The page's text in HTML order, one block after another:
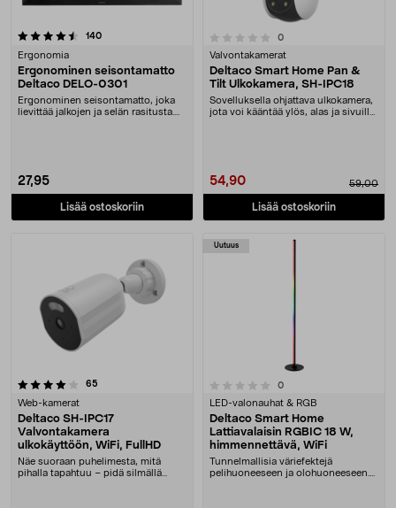
140arvostelut
Ergonomia
Ergonominen seisontamatto
Deltaco DELO-0301
Ergonominen seisontamatto, joka
lievittää jalkojen ja selän rasitusta.
27,95
Lisää ostoskoriin
0.0 viidestä tähdestä 0arvostelut
Valvontakamerat
Deltaco Smart Home Pan &
Tilt Ulkokamera, SH-IPC18
Sovelluksella ohjattava ulkokamera,
jota voi kääntää ylös, alas ja sivuille.
54,90 59,00
Lisää ostoskoriin
65
Web-kamerat
Deltaco SH-IPC17
Valvontakamera
ulkokäyttöön, WiFi, FullHD
Näe suoraan puhelimesta, mitä
pihalla tapahtuu – pidä silmällä
Uutuus
0.0 viidestä tähdestä 0arvostelut
LED-valonauhat & RGB
Deltaco Smart Home
Lattiavalaisin RGBIC 18 W,
himmennettävä, WiFi
Tunnelmallisia väriefektejä
pelihuoneeseen ja olohuoneeseen.